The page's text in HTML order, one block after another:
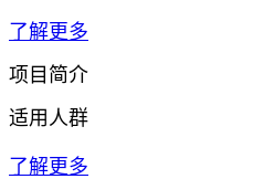
了解更多
项目简介
适用人群
了解更多